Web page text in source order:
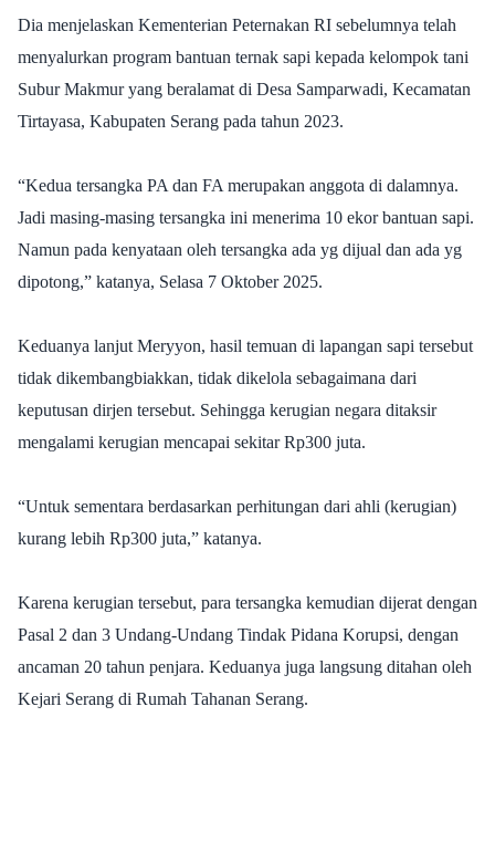
Dia menjelaskan Kementerian Peternakan RI sebelumnya telah
menyalurkan program bantuan ternak sapi kepada kelompok tani
Subur Makmur yang beralamat di Desa Samparwadi, Kecamatan
Tirtayasa, Kabupaten Serang pada tahun 2023.
“Kedua tersangka PA dan FA merupakan anggota di dalamnya.
Jadi masing-masing tersangka ini menerima 10 ekor bantuan sapi.
Namun pada kenyataan oleh tersangka ada yg dijual dan ada yg
dipotong,” katanya, Selasa 7 Oktober 2025.
Keduanya lanjut Meryyon, hasil temuan di lapangan sapi tersebut
tidak dikembangbiakkan, tidak dikelola sebagaimana dari
keputusan dirjen tersebut. Sehingga kerugian negara ditaksir
mengalami kerugian mencapai sekitar Rp300 juta.
“Untuk sementara berdasarkan perhitungan dari ahli (kerugian)
kurang lebih Rp300 juta,” katanya.
Karena kerugian tersebut, para tersangka kemudian dijerat dengan
Pasal 2 dan 3 Undang-Undang Tindak Pidana Korupsi, dengan
ancaman 20 tahun penjara. Keduanya juga langsung ditahan oleh
Kejari Serang di Rumah Tahanan Serang.